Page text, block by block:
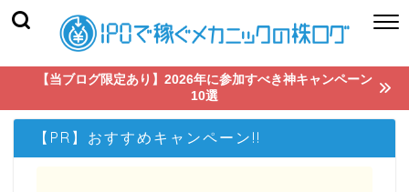
【当ブログ限定あり】2026年に参加すべき神キャンペーン
10選
【PR】おすすめキャンペーン!!